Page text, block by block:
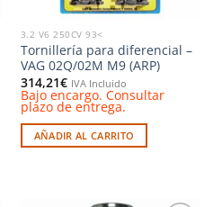
3.2 V6 250CV 93<
Tornillería para diferencial –
VAG 02Q/02M M9 (ARP)
314,21€ IVA Incluido
Bajo encargo. Consultar
plazo de entrega.
AÑADIR AL CARRITO